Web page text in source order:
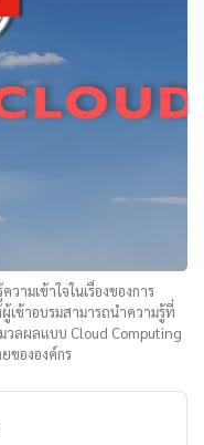
ามเข้าใจในเรื่องของการ
ข้าอบรมสามารถนำความรู้ที่
วลผลแบบ Cloud Computing
ขององค์กร